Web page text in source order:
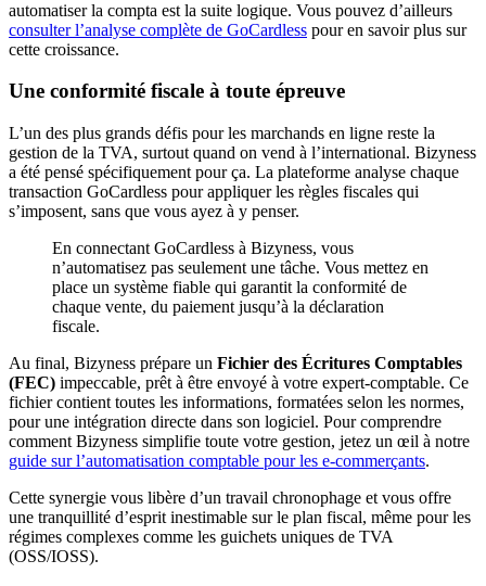
automatiser la compta est la suite logique. Vous pouvez d’ailleurs
consulter l’analyse complète de GoCardless pour en savoir plus sur
cette croissance.
Une conformité fiscale à toute épreuve
L’un des plus grands défis pour les marchands en ligne reste la
gestion de la TVA, surtout quand on vend à l’international. Bizyness
a été pensé spécifiquement pour ça. La plateforme analyse chaque
transaction GoCardless pour appliquer les règles fiscales qui
s’imposent, sans que vous ayez à y penser.
En connectant GoCardless à Bizyness, vous
n’automatisez pas seulement une tâche. Vous mettez en
place un système fiable qui garantit la conformité de
chaque vente, du paiement jusqu’à la déclaration
fiscale.
Au final, Bizyness prépare un Fichier des Écritures Comptables
(FEC) impeccable, prêt à être envoyé à votre expert-comptable. Ce
fichier contient toutes les informations, formatées selon les normes,
pour une intégration directe dans son logiciel. Pour comprendre
comment Bizyness simplifie toute votre gestion, jetez un œil à notre
guide sur l’automatisation comptable pour les e-commerçants.
Cette synergie vous libère d’un travail chronophage et vous offre
une tranquillité d’esprit inestimable sur le plan fiscal, même pour les
régimes complexes comme les guichets uniques de TVA
(OSS/IOSS).